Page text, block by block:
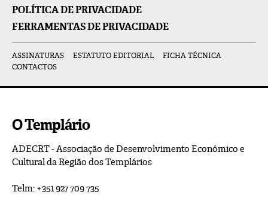
POLÍTICA DE PRIVACIDADE
FERRAMENTAS DE PRIVACIDADE
ASSINATURAS ESTATUTO EDITORIAL
FICHA TÉCNICA
CONTACTOS
O Templário
ADECRT - Associação de Desenvolvimento Económico e
Cultural da Região dos Templários
Telm: +351 927 709 735